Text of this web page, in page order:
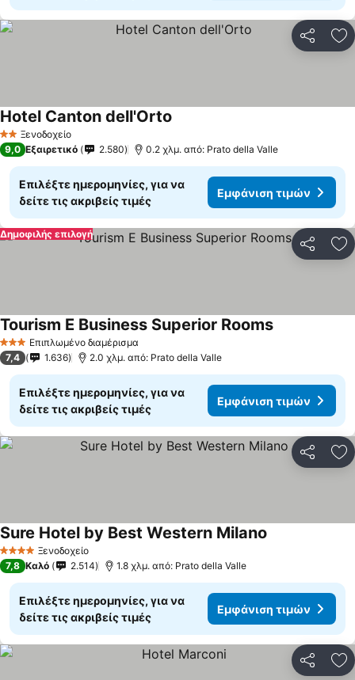
2 ΑστέριαΞενοδοχείο
Hotel Canton dell'Orto
9,0 Εξαιρετικό 2.580 0.2 χλμ. από: Prato della Valle
Επιλέξτε ημερομηνίες, για να
δείτε τις ακριβείς τιμές
Εμφάνιση τιμών
Δημοφιλής επιλογή
3 ΑστέριαΕπιπλωμένο διαμέρισμα
Tourism E Business Superior Rooms
7,4 1.636 2.0 χλμ. από: Prato della Valle
Επιλέξτε ημερομηνίες, για να
δείτε τις ακριβείς τιμές
Εμφάνιση τιμών
4 ΑστέριαΞενοδοχείο
Sure Hotel by Best Western Milano
7,8 Καλό 2.514 1.8 χλμ. από: Prato della Valle
Επιλέξτε ημερομηνίες, για να
δείτε τις ακριβείς τιμές
Εμφάνιση τιμών